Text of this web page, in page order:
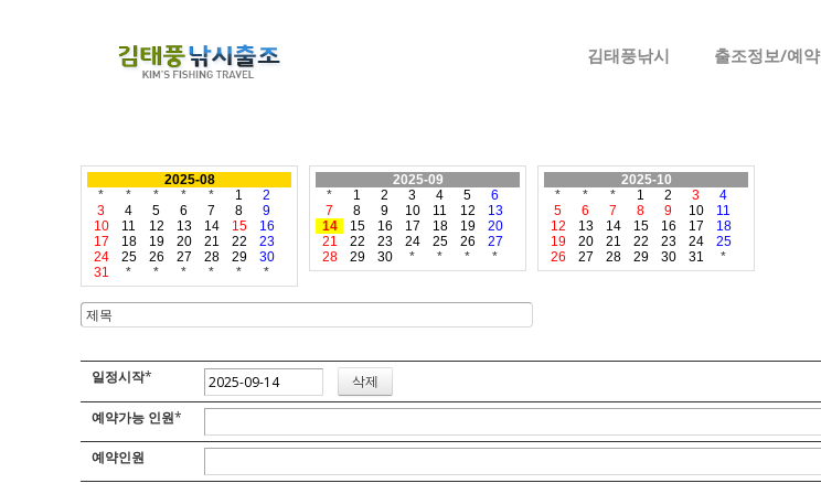
김태풍낚시 출조정보/예약
2025-08
*
* * * * 1
2
3
4 5 6 7 8
9
10
11 12 13 14 15
16
17
18 19 20 21 22
23
24
25 26 27 28 29
30
31
* * * * * *
2025-09
*
1 2 3 4 5
6
7
8 9 10 11 12
13
14
15 16 17 18 19
20
21
22 23 24 25 26
27
28
29 30 * * * *
2025-10
*
* * 1 2 3
4
5
6 7 8 9 10
11
12
13 14 15 16 17
18
19
20 21 22 23 24
25
26
27 28 29 30 31 *
일정시작*
예약가능 인원*
예약인원